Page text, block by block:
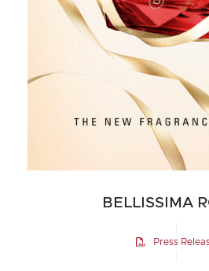
BELLISSIMA
Press